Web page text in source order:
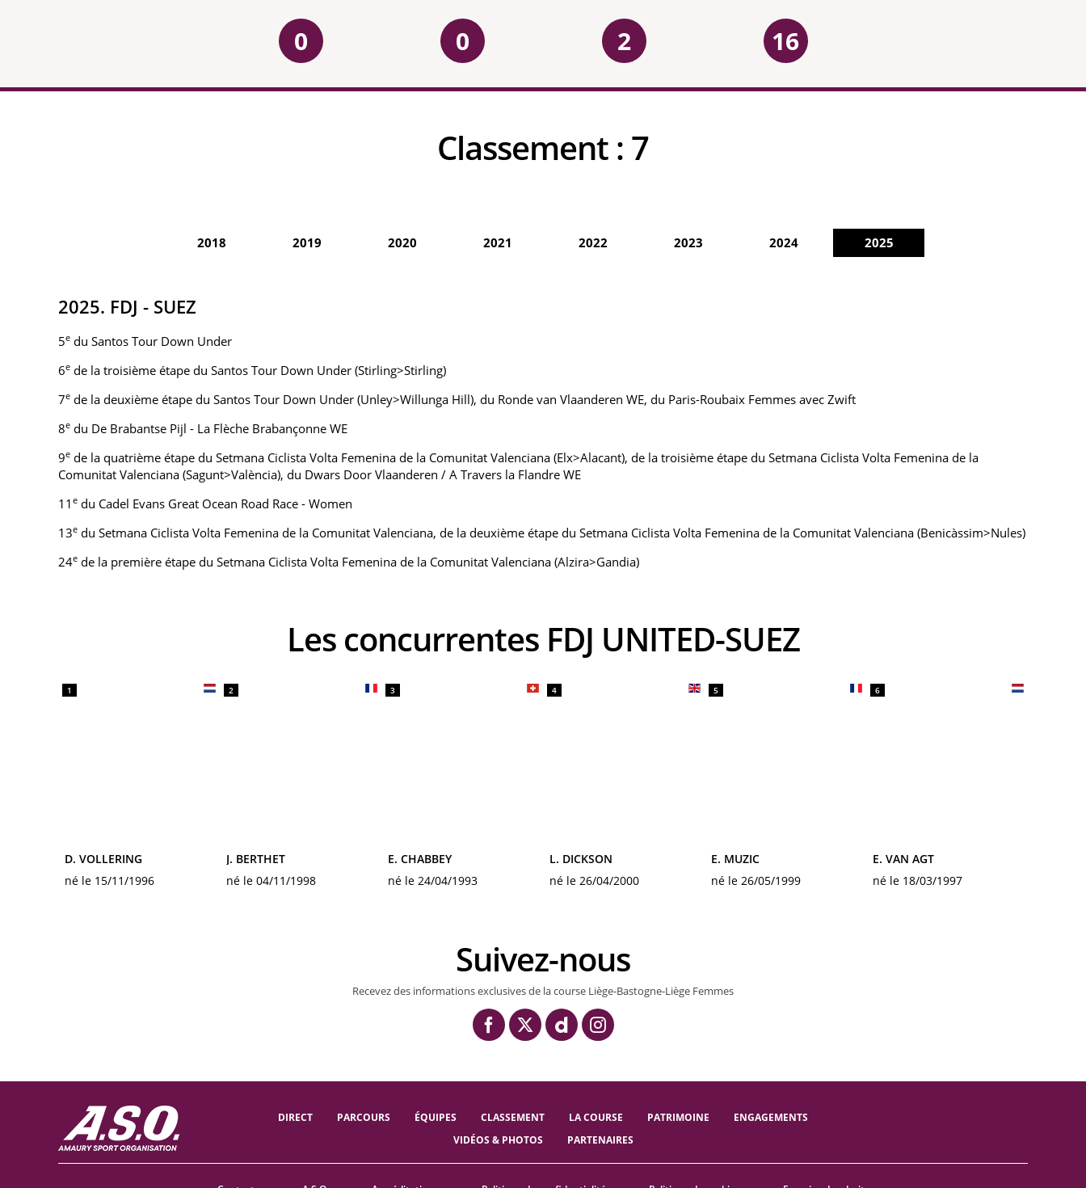
0 0 2 16
Classement : 7
2018 2019 2020 2021 2022 2023 2024 2025
2025. FDJ - SUEZ
5e du Santos Tour Down Under
6e de la troisième étape du Santos Tour Down Under (Stirling>Stirling)
7e de la deuxième étape du Santos Tour Down Under (Unley>Willunga Hill), du Ronde van Vlaanderen WE, du Paris-Roubaix Femmes avec Zwift
8e du De Brabantse Pijl - La Flèche Brabançonne WE
9e de la quatrième étape du Setmana Ciclista Volta Femenina de la Comunitat Valenciana (Elx>Alacant), de la troisième étape du Setmana Ciclista Volta Femenina de la
Comunitat Valenciana (Sagunt>València), du Dwars Door Vlaanderen / A Travers la Flandre WE
11 e du Cadel Evans Great Ocean Road Race - Women
13e du Setmana Ciclista Volta Femenina de la Comunitat Valenciana, de la deuxième étape du Setmana Ciclista Volta Femenina de la Comunitat Valenciana (Benicàssim>Nules)
24e de la première étape du Setmana Ciclista Volta Femenina de la Comunitat Valenciana (Alzira>Gandia)
Les concurrentes FDJ UNITED-SUEZ
1
D. VOLLERING
né le 15/11/1996
2
J. BERTHET
né le 04/11/1998
3
E. CHABBEY
né le 24/04/1993
4
L. DICKSON
né le 26/04/2000
5
E. MUZIC
né le 26/05/1999
6
E. VAN AGT
né le 18/03/1997
Suivez-nous
Recevez des informations exclusives de la course Liège-Bastogne-Liège Femmes
DIRECT PARCOURS ÉQUIPES CLASSEMENT LA COURSE PATRIMOINE
ENGAGEMENTS
VIDÉOS & PHOTOS
PARTENAIRES